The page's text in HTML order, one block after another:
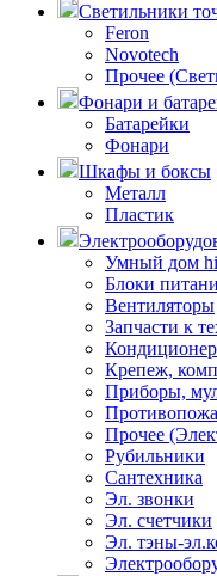
Светильники
Feron
Novotech
Прочее
Фонари и
Батарейки
Фонари
Шкафы и боксы
Металл
Пластик
Умный дом
Блоки
Вентиляторы
Запчасти к
Крепеж,
Приборы,
Прочее
Рубильники
Сантехника
Эл. звонки
Эл. счетчики
Эл. тэны-